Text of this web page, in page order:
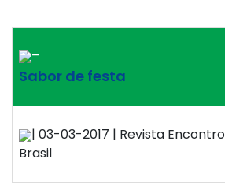
–
Sabor de festa
| 03-03-2017 | Revista
Brasil